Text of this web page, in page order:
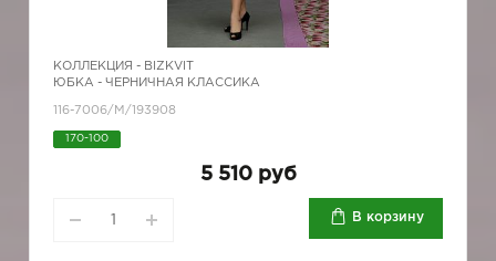
КОЛЛЕКЦИЯ - BIZKVIT
ЮБКА - ЧЕРНИЧНАЯ КЛАССИКА
116-7006/М/193908
170-100
5 510 руб
В корзину